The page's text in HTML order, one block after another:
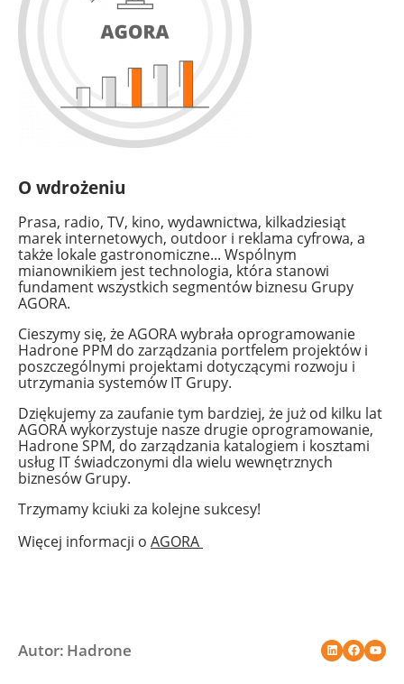
O wdrożeniu
Prasa, radio, TV, kino, wydawnictwa, kilkadziesiąt
marek internetowych, outdoor i reklama cyfrowa, a
także lokale gastronomiczne... Wspólnym
mianownikiem jest technologia, która stanowi
fundament wszystkich segmentów biznesu Grupy
AGORA.
Cieszymy się, że AGORA wybrała oprogramowanie
Hadrone PPM do zarządzania portfelem projektów i
poszczególnymi projektami dotyczącymi rozwoju i
utrzymania systemów IT Grupy.
Dziękujemy za zaufanie tym bardziej, że już od kilku lat
AGORA wykorzystuje nasze drugie oprogramowanie,
Hadrone SPM, do zarządzania katalogiem i kosztami
usług IT świadczonymi dla wielu wewnętrznych
biznesów Grupy.
Trzymamy kciuki za kolejne sukcesy!
Więcej informacji o AGORA
Autor: Hadrone